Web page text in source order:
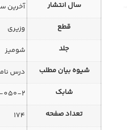
سال انتشار
آخرین
قطع
وزیری
جلد
شومیز
شیوه بیان مطلب
درس
شابک
050-2
تعداد صفحه
174